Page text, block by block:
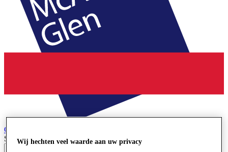
Cheshire Oaks
Search input
Wij hechten veel waarde aan uw privacy